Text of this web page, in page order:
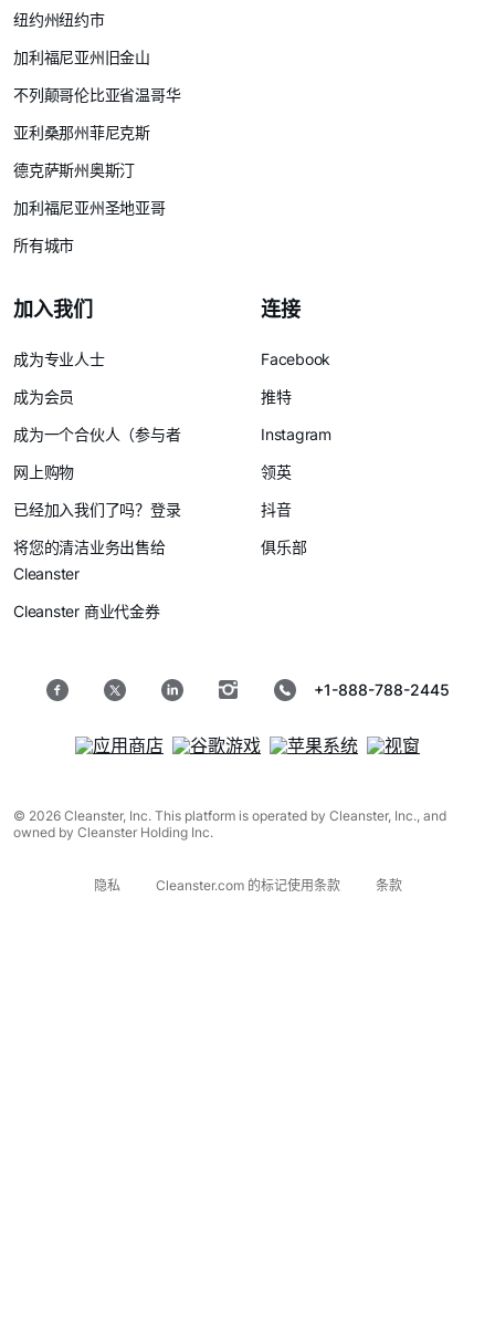
纽约州纽约市
加利福尼亚州旧金山
不列颠哥伦比亚省温哥华
亚利桑那州菲尼克斯
德克萨斯州奥斯汀
加利福尼亚州圣地亚哥
所有城市
加入我们
成为专业人士
成为会员
成为一个合伙人（参与者
网上购物
已经加入我们了吗？登录
将您的清洁业务出售给
Cleanster
Cleanster 商业代金券
连接
Facebook
推特
Instagram
领英
抖音
俱乐部
+1-888-788-2445
© 2026 Cleanster, Inc. This platform is operated by Cleanster, Inc., and
owned by Cleanster Holding Inc.
隐私 Cleanster.com 的标记使用条款 条款